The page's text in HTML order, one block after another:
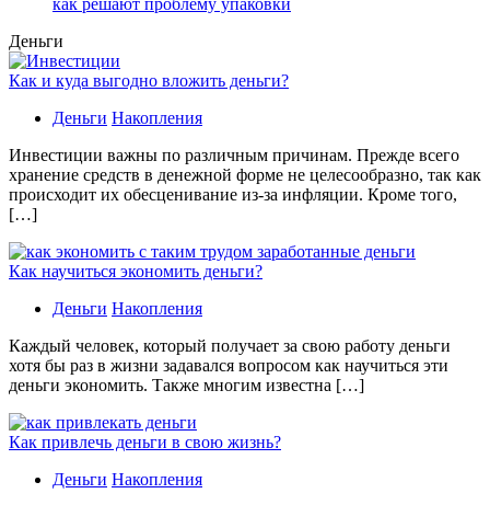
Деньги
Как и куда выгодно вложить деньги?
Деньги Накопления
Инвестиции важны по различным причинам. Прежде всего
хранение средств в денежной форме не целесообразно, так как
происходит их обесценивание из-за инфляции. Кроме того,
[…]
Как научиться экономить деньги?
Деньги Накопления
Каждый человек, который получает за свою работу деньги
хотя бы раз в жизни задавался вопросом как научиться эти
деньги экономить. Также многим известна […]
Как привлечь деньги в свою жизнь?
Деньги Накопления